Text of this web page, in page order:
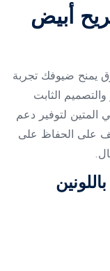
أبيض
يمنح ضيوفك تجربة
الثابت
المتين لتوفير دعم
على الحفاظ على